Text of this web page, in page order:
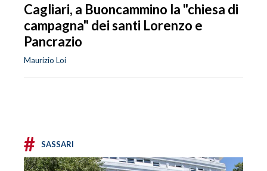
Cagliari, a Buoncammino la "chiesa di
campagna" dei santi Lorenzo e
Pancrazio
Maurizio Loi
# SASSARI